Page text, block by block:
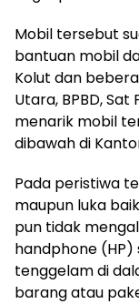
Mobil tersebut
bantuan mobil
Kolut dan
Utara, BPBD,
menarik mobil
dibawah di
Pada peristiwa
maupun luka
pun tidak
handphone (HP)
tenggelam di
barang atau